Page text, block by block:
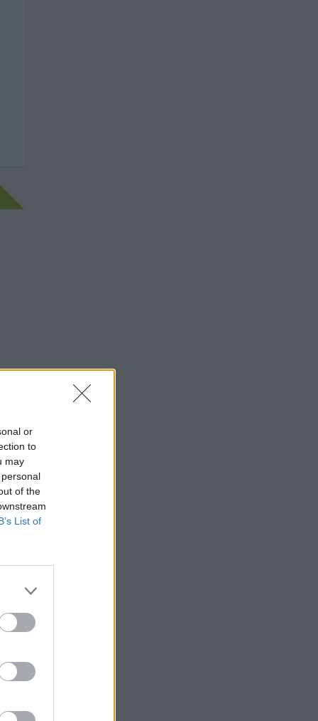
or
to
may
of the
List of